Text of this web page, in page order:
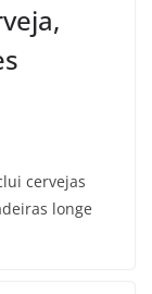
cervejas
longe